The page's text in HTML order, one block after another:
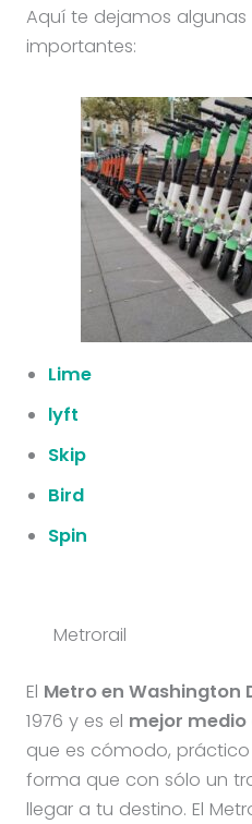
Aquí te dejamos
importantes:
Lime
lyft
Skip
Bird
Spin
Metrorail
El Metro en Washington
1976 y es el mejor
que es cómodo,
forma que con sólo un
llegar a tu destino. El